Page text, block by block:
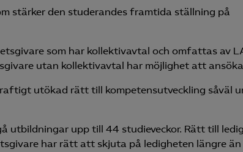
stärker den studerandes framtida ställning på
som har kollektivavtal och omfattas av
utan kollektivavtal har möjlighet att
utökad rätt till kompetens­utveckling såväl
upp till 44 studieveckor. Rätt till
har rätt att skjuta på ledigheten längre än